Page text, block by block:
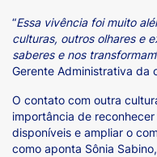
“Essa vivência foi muito
culturas, outros olhares e
saberes e nos transformam
Gerente Administrativa da
O contato com outra
importância de
disponíveis e ampliar o
como aponta Sônia